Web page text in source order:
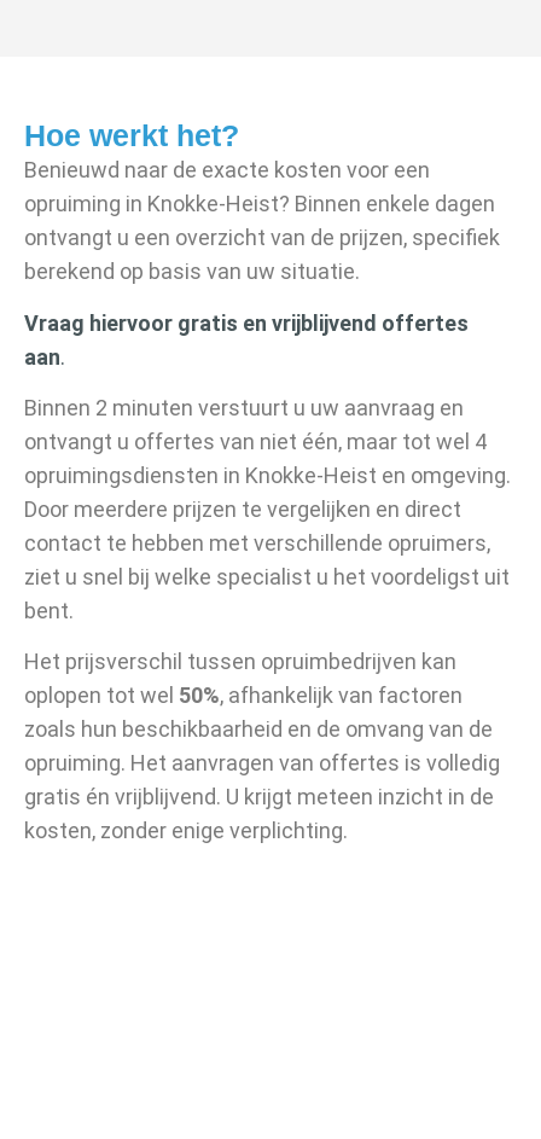
Hoe werkt het?
Benieuwd naar de exacte kosten voor een
opruiming in Knokke-Heist? Binnen enkele dagen
ontvangt u een overzicht van de prijzen, specifiek
berekend op basis van uw situatie.
Vraag hiervoor gratis en vrijblijvend offertes
aan.
Binnen 2 minuten verstuurt u uw aanvraag en
ontvangt u offertes van niet één, maar tot wel 4
opruimingsdiensten in Knokke-Heist en omgeving.
Door meerdere prijzen te vergelijken en direct
contact te hebben met verschillende opruimers,
ziet u snel bij welke specialist u het voordeligst uit
bent.
Het prijsverschil tussen opruimbedrijven kan
oplopen tot wel 50%, afhankelijk van factoren
zoals hun beschikbaarheid en de omvang van de
opruiming. Het aanvragen van offertes is volledig
gratis én vrijblijvend. U krijgt meteen inzicht in de
kosten, zonder enige verplichting.